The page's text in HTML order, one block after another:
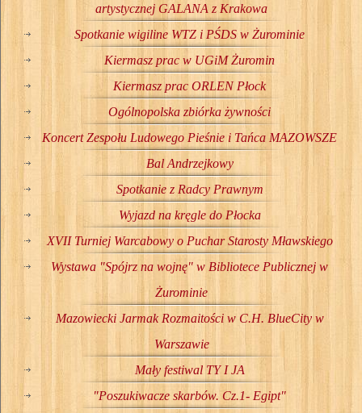
artystycznej GALANA z Krakowa
Spotkanie wigiline WTZ i PŚDS w Żurominie
Kiermasz prac w UGiM Żuromin
Kiermasz prac ORLEN Płock
Ogólnopolska zbiórka żywności
Koncert Zespołu Ludowego Pieśnie i Tańca MAZOWSZE
Bal Andrzejkowy
Spotkanie z Radcy Prawnym
Wyjazd na kręgle do Płocka
XVII Turniej Warcabowy o Puchar Starosty Mławskiego
Wystawa "Spójrz na wojnę" w Bibliotece Publicznej w
Żurominie
Mazowiecki Jarmak Rozmaitości w C.H. BlueCity w
Warszawie
Mały festiwal TY I JA
"Poszukiwacze skarbów. Cz.1- Egipt"